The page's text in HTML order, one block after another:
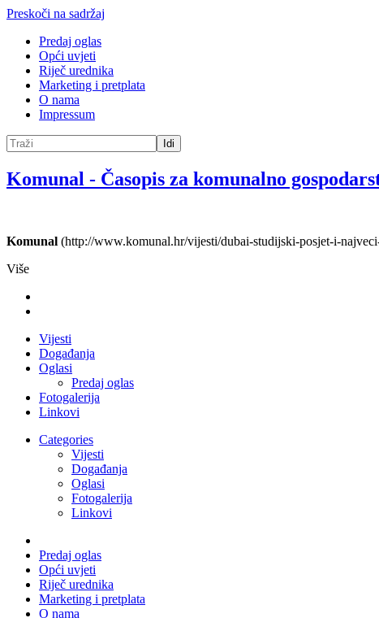
Preskoči na sadržaj
Predaj oglas
Opći uvjeti
Riječ urednika
Marketing i pretplata
O nama
Impressum
Idi
Komunal - Časopis za komunalno
Komunal (http://www.komunal.hr/vijesti/dubai-studijski-posjet-i-
Više
Vijesti
Događanja
Oglasi
Predaj oglas
Fotogalerija
Linkovi
Categories
Vijesti
Događanja
Oglasi
Fotogalerija
Linkovi
Predaj oglas
Opći uvjeti
Riječ urednika
Marketing i pretplata
O nama